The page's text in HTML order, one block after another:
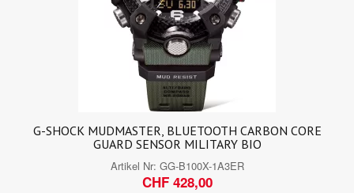
G-SHOCK MUDMASTER, BLUETOOTH CARBON CORE
GUARD SENSOR MILITARY BIO
Artikel Nr: GG-B100X-1A3ER
CHF 428,00